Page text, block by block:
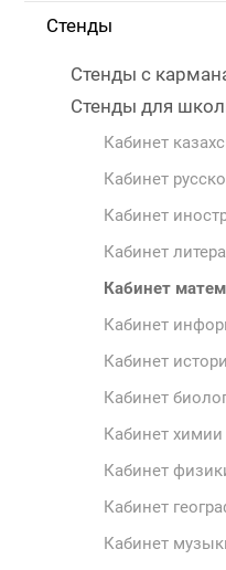
Стенды
Стенды с
Стенды для
Кабинет
Кабинет
Кабинет
Кабинет
Кабинет
Кабинет
Кабинет
Кабинет
Кабинет химии
Кабинет
Кабинет
Кабинет